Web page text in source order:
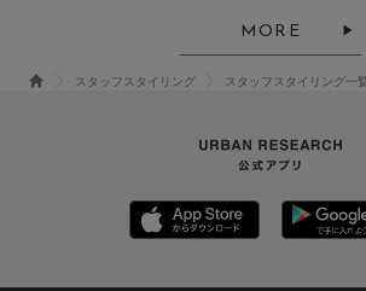
MORE
スタッフスタイリング スタッフスタイリング一覧